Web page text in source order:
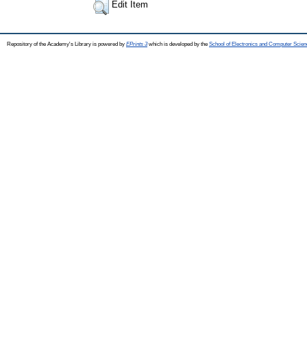
Edit Item
Repository of the Academy's Library is powered by EPrints 3which is developed by the School of Electronics and Computer